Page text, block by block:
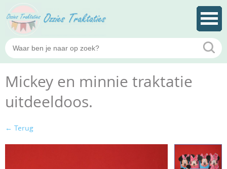
Mickey en minnie traktatie
uitdeeldoos.
← Terug